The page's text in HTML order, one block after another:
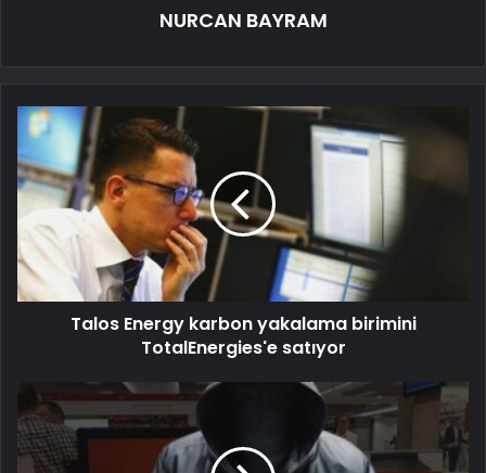
NURCAN BAYRAM
Talos Energy karbon yakalama birimini
TotalEnergies'e satıyor